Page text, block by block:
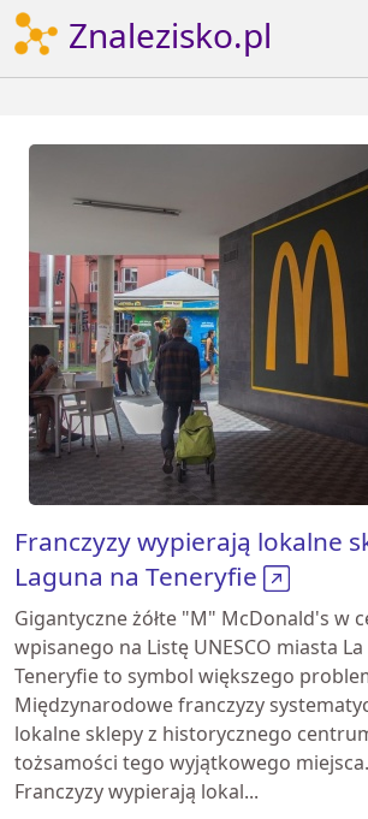
Znalezisko.pl
Franczyzy wypierają lokalne
Laguna na Teneryfie
Gigantyczne żółte "M" McDonald's w
wpisanego na Listę UNESCO miasta
Teneryfie to symbol większego
Międzynarodowe franczyzy
lokalne sklepy z historycznego
tożsamości tego wyjątkowego
Franczyzy wypierają lokal...